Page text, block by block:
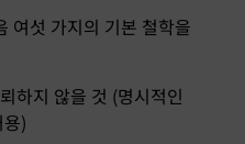
여섯 가지의 기본 철학을
하지 않을 것 (명시적인
)